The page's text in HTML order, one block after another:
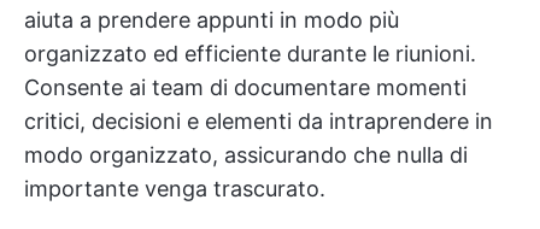
aiuta a prendere appunti in modo più
organizzato ed efficiente durante le riunioni.
Consente ai team di documentare momenti
critici, decisioni e elementi da intraprendere in
modo organizzato, assicurando che nulla di
importante venga trascurato.